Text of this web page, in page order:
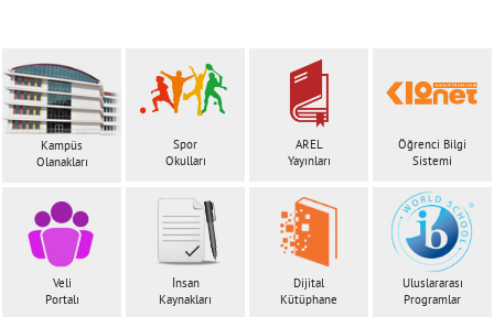
Kampüs
Olanakları
Spor
Okulları
AREL
Yayınları
Öğrenci Bilgi
Sistemi
Veli
Portalı
İnsan
Kaynakları
Dijital
Kütüphane
Uluslararası
Programlar